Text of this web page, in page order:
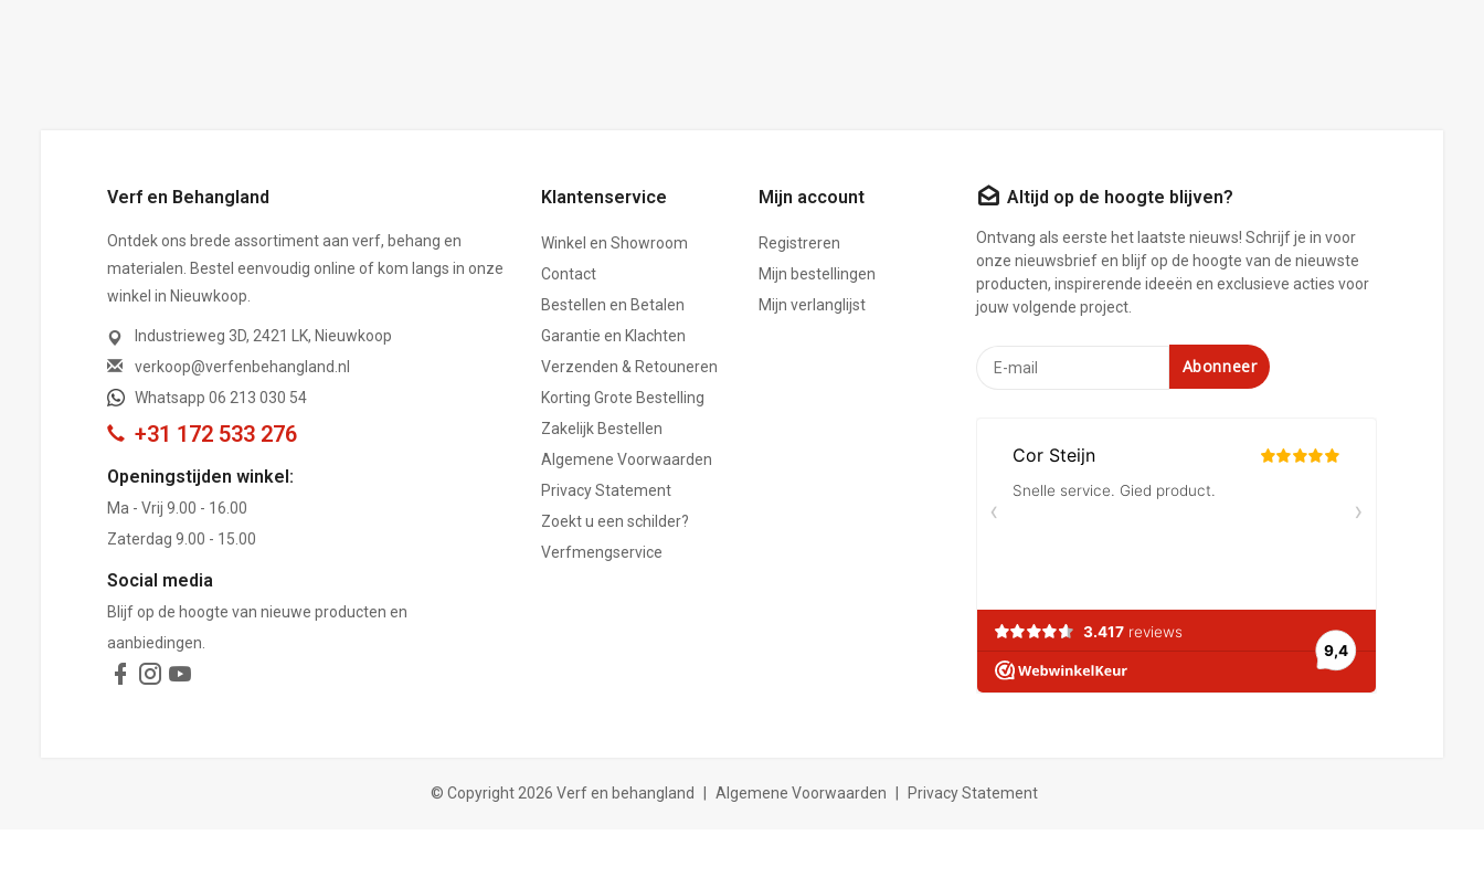
Verf en Behangland
Ontdek ons brede assortiment aan verf, behang en
materialen. Bestel eenvoudig online of kom langs in onze
winkel in Nieuwkoop.
Industrieweg 3D, 2421 LK, Nieuwkoop
verkoop@verfenbehangland.nl
Whatsapp 06 213 030 54
+31 172 533 276
Openingstijden winkel:
Ma - Vrij 9.00 - 16.00
Zaterdag 9.00 - 15.00
Social media
Blijf op de hoogte van nieuwe producten en
aanbiedingen.
Klantenservice
Winkel en Showroom
Contact
Bestellen en Betalen
Garantie en Klachten
Verzenden & Retouneren
Korting Grote Bestelling
Zakelijk Bestellen
Algemene Voorwaarden
Privacy Statement
Zoekt u een schilder?
Verfmengservice
Mijn account
Registreren
Mijn bestellingen
Mijn verlanglijst
Altijd op de hoogte blijven?
Ontvang als eerste het laatste nieuws! Schrijf je in voor
onze nieuwsbrief en blijf op de hoogte van de nieuwste
producten, inspirerende ideeën en exclusieve acties voor
jouw volgende project.
Abonneer
© Copyright 2026 Verf en behangland Algemene Voorwaarden Privacy Statement